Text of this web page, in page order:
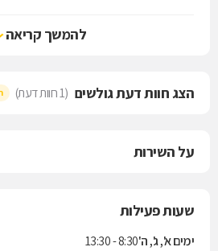
לבנק מסד 23 סניפים ושלוחות בפריסה
משתייכים לכל מגזרי הפעילות
להמשך קריאה
הצג חוות דעת גולשים (1 חוות דעת)
על השירות
שעות פעילות
ימים א', ג', ה'8:30 - 13:30